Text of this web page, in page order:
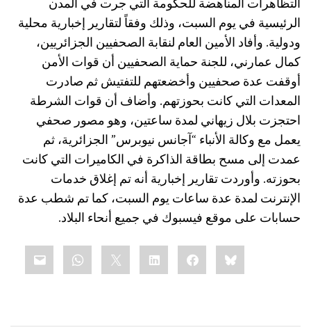
التظاهرات المناهضة للحكومة التي جرت في المدن
الرئيسية في يوم السبت، وذلك وفقاً لتقارير إخبارية محلية
ودولية. وأفاد الأمين العام لنقابة الصحفيين الجزائريين،
كمال عمارني، للجنة حماية الصحفيين أن قوات الأمن
أوقفت عدة صحفيين وأخضعتهم للتفتيش ثم صادرت
المعدات التي كانت بحوزتهم. وأضاف أن قوات الشرطة
احتجزت بلال زيهاني لمدة ساعتين، وهو مصور صحفي
يعمل مع وكالة الأنباء “آجانس نيوبرس” الجزائرية، ثم
عمدت إلى مسح بطاقة الذاكرة في الكاميرات التي كانت
بحوزته. وأوردت تقارير إخبارية أنه تم إغلاق خدمات
الإنترنت لمدة عدة ساعات يوم السبت، كما تم شطب عدة
حسابات على موقع فيسبوك في جميع أنحاء البلاد.
Bluesky
Facebook
LinkedIn